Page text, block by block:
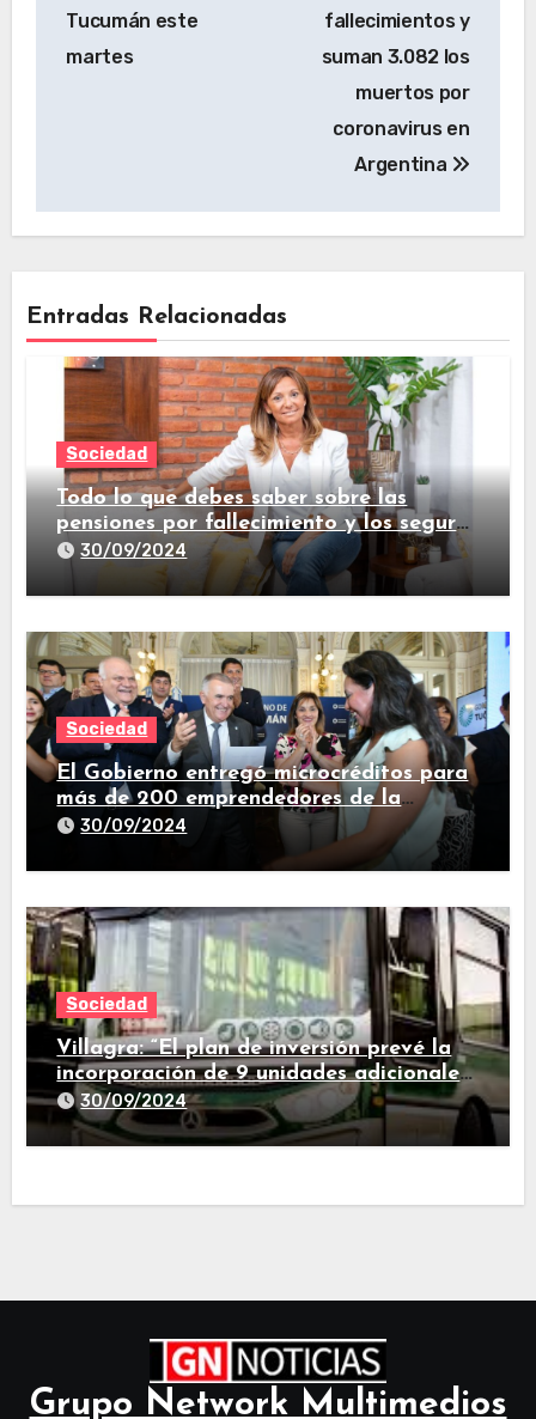
Tucumán este
martes
fallecimientos y
suman 3.082 los
muertos por
coronavirus en
Argentina
Entradas Relacionadas
Sociedad
Todo lo que debes saber sobre las
pensiones por fallecimiento y los seguros
de vida
30/09/2024
Sociedad
El Gobierno entregó microcréditos para
más de 200 emprendedores de la
provincia
30/09/2024
Sociedad
Villagra: “El plan de inversión prevé la
incorporación de 9 unidades adicionales
para 2025″
30/09/2024
Grupo Network Multimedios